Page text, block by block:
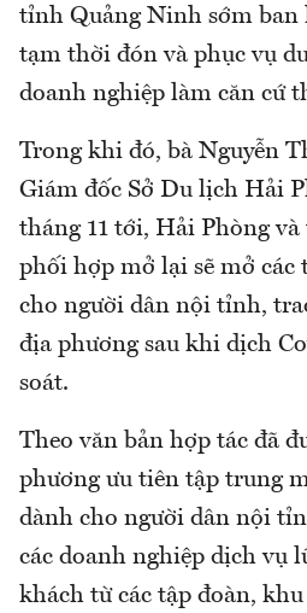
tỉnh Quảng Ninh sớm ban
tạm thời đón và phục vụ
doanh nghiệp làm căn cứ
Trong khi đó, bà Nguyễn
Giám đốc Sở Du lịch Hải
tháng 11 tới, Hải Phòng
phối hợp mở lại sẽ mở
cho người dân nội tỉnh,
địa phương sau khi dịch
soát.
Theo văn bản hợp tác đã
phương ưu tiên tập trung
dành cho người dân nội
các doanh nghiệp dịch vụ
khách từ các tập đoàn,